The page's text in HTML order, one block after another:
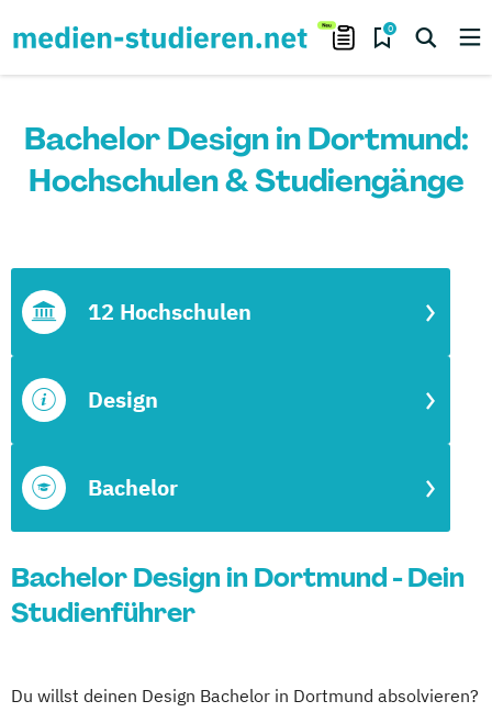
0
Bachelor Design in Dortmund:
Hochschulen & Studiengänge
Bachelor
Design
12 Hochschulen
Bachelor Design in Dortmund - Dein
Studienführer
Du willst deinen Design Bachelor in Dortmund absolvieren?